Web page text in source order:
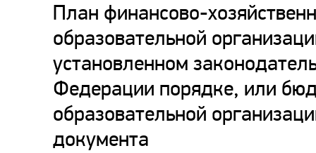
План финансово-
образовательной
установленном
Федерации порядке, или
образовательной
документа